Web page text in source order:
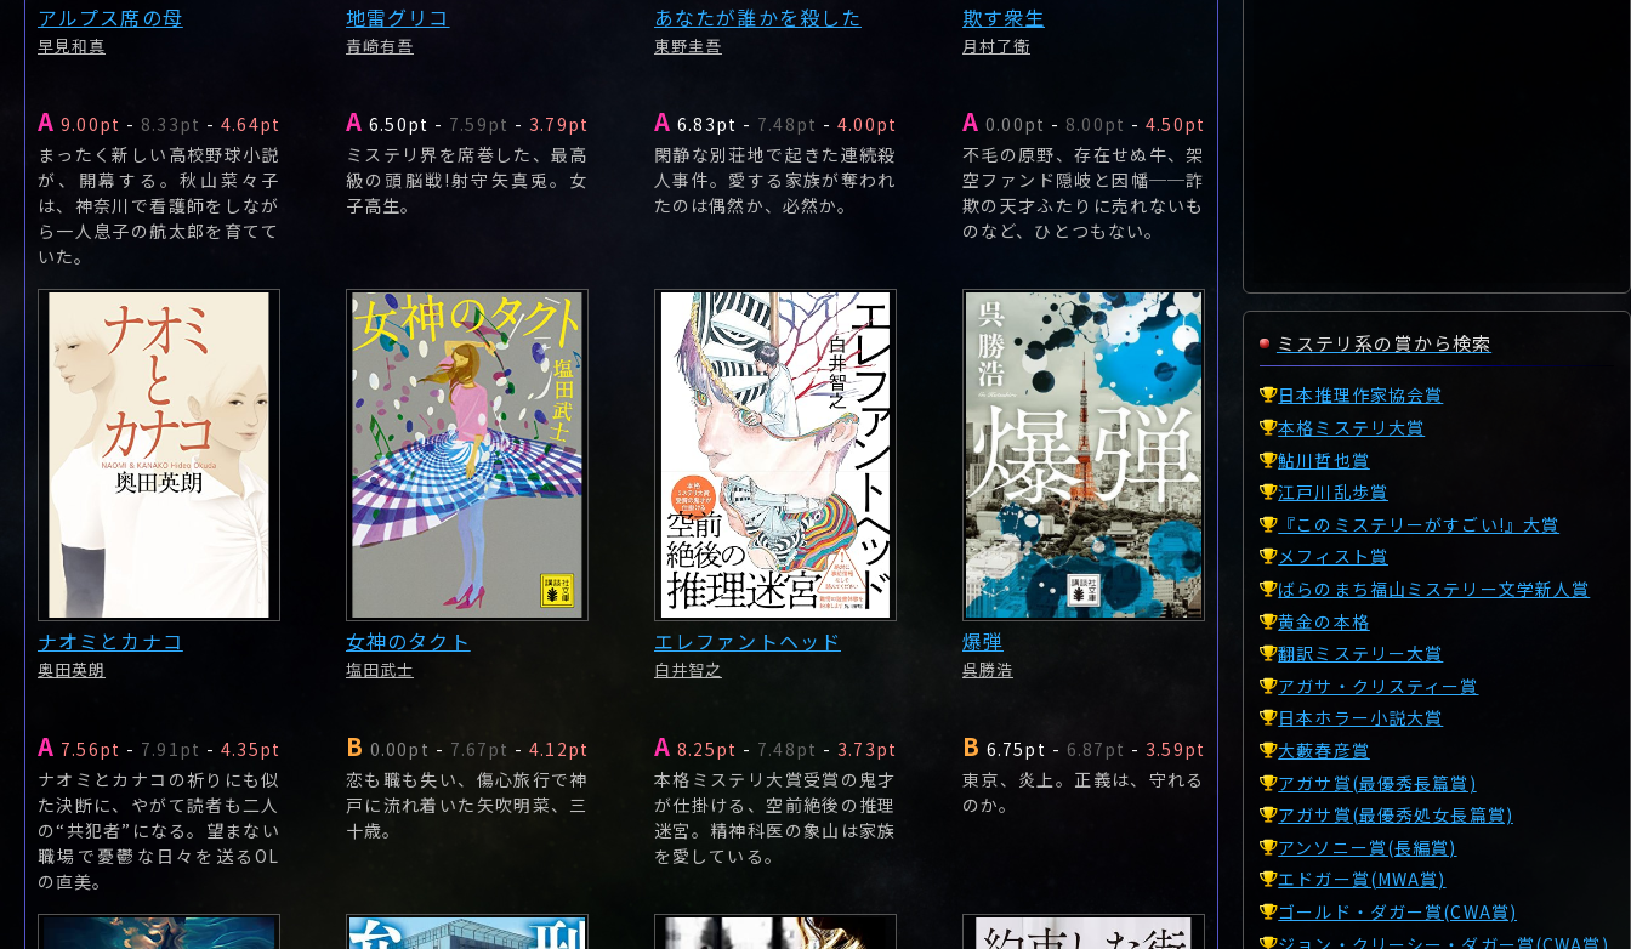
アルプス席の母
早見和真
A 9.00pt - 8.33pt - 4.64pt
まったく新しい高校野球小説
が、開幕する。秋山菜々子
は、神奈川で看護師をしなが
ら一人息子の航太郎を育てて
いた。
地雷グリコ
青崎有吾
A 6.50pt - 7.59pt - 3.79pt
ミステリ界を席巻した、最高
級の頭脳戦!射守矢真兎。女
子高生。
あなたが誰かを殺した
東野圭吾
A 6.83pt - 7.48pt - 4.00pt
閑静な別荘地で起きた連続殺
人事件。愛する家族が奪われ
たのは偶然か、必然か。
欺す衆生
月村了衛
A 0.00pt - 8.00pt - 4.50pt
不毛の原野、存在せぬ牛、架
空ファンド隠岐と因幡──詐
欺の天才ふたりに売れないも
のなど、ひとつもない。
ナオミとカナコ
奥田英朗
A 7.56pt - 7.91pt - 4.35pt
ナオミとカナコの祈りにも似
た決断に、やがて読者も二人
の“共犯者”になる。望まない
職場で憂鬱な日々を送るOL
の直美。
女神のタクト
塩田武士
B 0.00pt - 7.67pt - 4.12pt
恋も職も失い、傷心旅行で神
戸に流れ着いた矢吹明菜、三
十歳。
エレファントヘッド
白井智之
A 8.25pt - 7.48pt - 3.73pt
本格ミステリ大賞受賞の鬼才
が仕掛ける、空前絶後の推理
迷宮。精神科医の象山は家族
を愛している。
爆弾
呉勝浩
B 6.75pt - 6.87pt - 3.59pt
東京、炎上。正義は、守れる
のか。
ミステリ系の賞から検索
日本推理作家協会賞
本格ミステリ大賞
鮎川哲也賞
江戸川乱歩賞
『このミステリーがすごい!』大賞
メフィスト賞
ばらのまち福山ミステリー文学新人賞
黄金の本格
翻訳ミステリー大賞
アガサ・クリスティー賞
日本ホラー小説大賞
大藪春彦賞
アガサ賞(最優秀長篇賞)
アガサ賞(最優秀処女長篇賞)
アンソニー賞(長編賞)
エドガー賞(MWA賞)
ゴールド・ダガー賞(CWA賞)
ジョン・クリーシー・ダガー賞(CWA賞)